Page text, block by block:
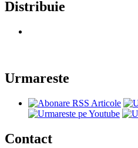
Distribuie
Urmareste
Contact